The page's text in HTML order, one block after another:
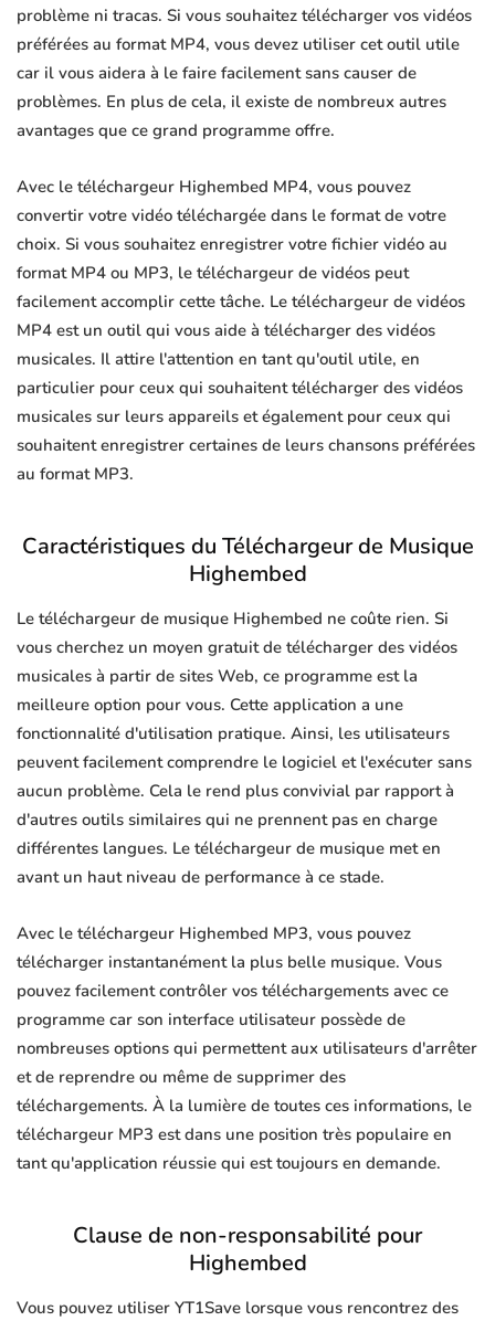
problème ni tracas. Si vous souhaitez télécharger vos vidéos
préférées au format MP4, vous devez utiliser cet outil utile
car il vous aidera à le faire facilement sans causer de
problèmes. En plus de cela, il existe de nombreux autres
avantages que ce grand programme offre.
Avec le téléchargeur Highembed MP4, vous pouvez
convertir votre vidéo téléchargée dans le format de votre
choix. Si vous souhaitez enregistrer votre fichier vidéo au
format MP4 ou MP3, le téléchargeur de vidéos peut
facilement accomplir cette tâche. Le téléchargeur de vidéos
MP4 est un outil qui vous aide à télécharger des vidéos
musicales. Il attire l'attention en tant qu'outil utile, en
particulier pour ceux qui souhaitent télécharger des vidéos
musicales sur leurs appareils et également pour ceux qui
souhaitent enregistrer certaines de leurs chansons préférées
au format MP3.
Caractéristiques du Téléchargeur de Musique
Highembed
Le téléchargeur de musique Highembed ne coûte rien. Si
vous cherchez un moyen gratuit de télécharger des vidéos
musicales à partir de sites Web, ce programme est la
meilleure option pour vous. Cette application a une
fonctionnalité d'utilisation pratique. Ainsi, les utilisateurs
peuvent facilement comprendre le logiciel et l'exécuter sans
aucun problème. Cela le rend plus convivial par rapport à
d'autres outils similaires qui ne prennent pas en charge
différentes langues. Le téléchargeur de musique met en
avant un haut niveau de performance à ce stade.
Avec le téléchargeur Highembed MP3, vous pouvez
télécharger instantanément la plus belle musique. Vous
pouvez facilement contrôler vos téléchargements avec ce
programme car son interface utilisateur possède de
nombreuses options qui permettent aux utilisateurs d'arrêter
et de reprendre ou même de supprimer des
téléchargements. À la lumière de toutes ces informations, le
téléchargeur MP3 est dans une position très populaire en
tant qu'application réussie qui est toujours en demande.
Clause de non-responsabilité pour
Highembed
Vous pouvez utiliser YT1Save lorsque vous rencontrez des